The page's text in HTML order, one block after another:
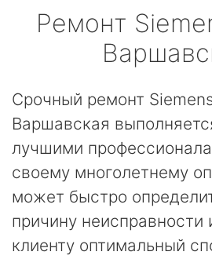
Ремонт
Срочный ремонт
Варшавская
лучшими
своему многолетнему
может быстро
причину неисправности
клиенту оптимальный